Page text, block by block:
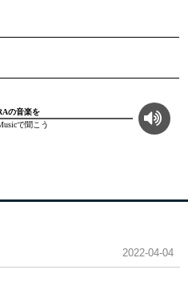
の音楽を
で聞こう
2022-04-04